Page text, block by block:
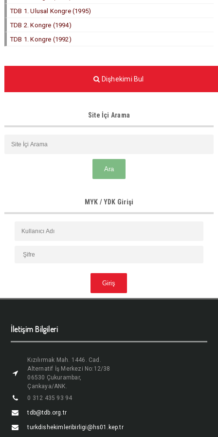
TDB 1. Ulusal Kongre (1995)
TDB 2. Kongre (1994)
TDB 1. Kongre (1992)
Dişhekimi Bul
Site İçi Arama
MYK / YDK Girişi
İletişim Bilgileri
Kızılırmak Mah. 1446. Cad.
Alternatif İş Merkezi No:12/38
06530 Çukurambar,
Çankaya/ANK.
0 312 435 93 94
tdb@tdb.org.tr
turkdishekimleribirligi@hs01.kep.tr